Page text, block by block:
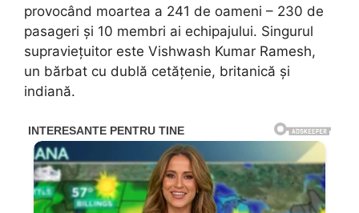
provocând moartea a 241 de oameni – 230 de
pasageri și 10 membri ai echipajului. Singurul
supraviețuitor este Vishwash Kumar Ramesh,
un bărbat cu dublă cetățenie, britanică și
indiană.